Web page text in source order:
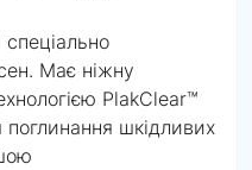
Має ніжну
PlakClear™
поглинання шкідливих